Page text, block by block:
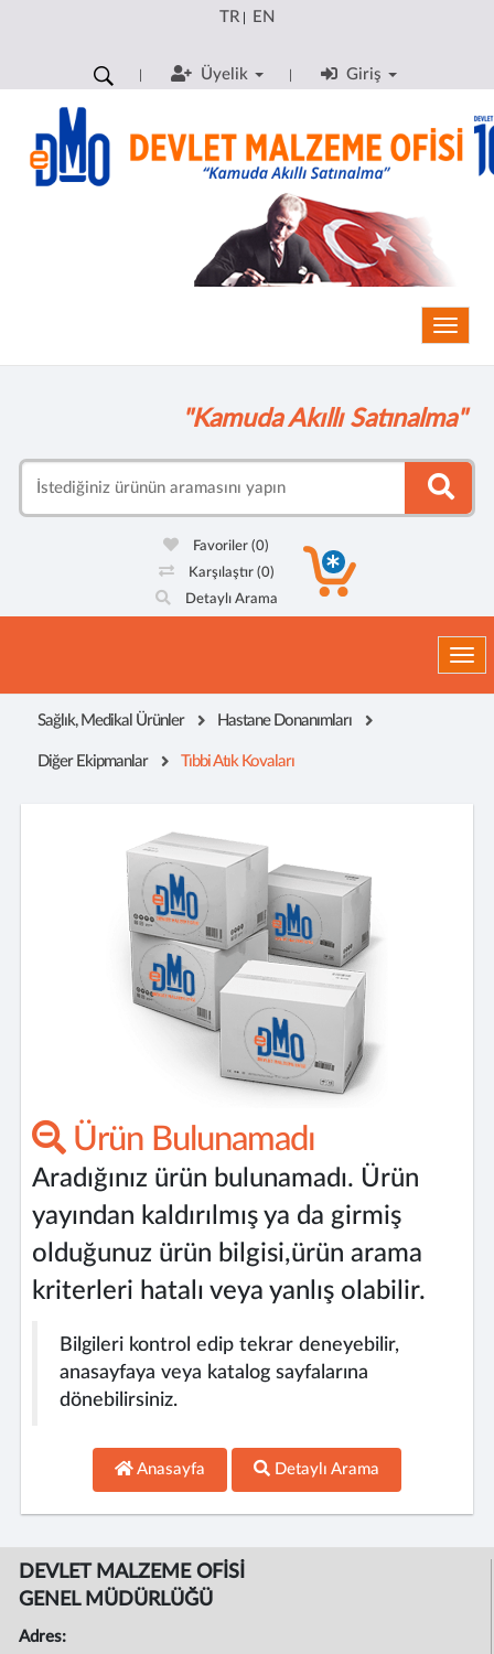
TR| EN
Üyelik Giriş
"Kamuda Akıllı Satınalma"
Favoriler(0)
Karşılaştır (0)
Detaylı Arama
Sağlık, Medikal Ürünler Hastane Donanımları
Diğer Ekipmanlar Tıbbi Atık Kovaları
Ürün Bulunamadı
Aradığınız ürün bulunamadı. Ürün
yayından kaldırılmış ya da girmiş
olduğunuz ürün bilgisi,ürün arama
kriterleri hatalı veya yanlış olabilir.
Bilgileri kontrol edip tekrar deneyebilir,
anasayfaya veya katalog sayfalarına
dönebilirsiniz.
Anasayfa Detaylı Arama
DEVLET MALZEME OFİSİ
GENEL MÜDÜRLÜĞÜ
Adres: